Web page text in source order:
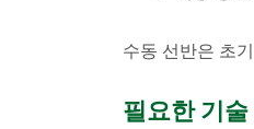
수동 선반은 초
필요한 기술